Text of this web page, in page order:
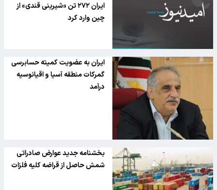
ایران ۲۷۲ تن «شیرینی قندی» از
چین وارد کرد
ایران به عضویت کمیته حسابرسی
گمرکات منطقه آسیا و اقیانوسیه
درآمد
بخشنامه جدید عوارض صادراتی
شمش حاصل از قراضه کلیه فلزات